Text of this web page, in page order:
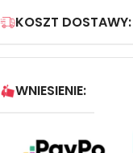
KOSZT DOSTAWY:
WNIESIENIE: